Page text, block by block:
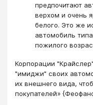
предпочитают
верхом и очень
белого. Это же
автомобиль
пожилого
Корпорации
"имиджи" сво­их
их внешнего вида,
покупателей»